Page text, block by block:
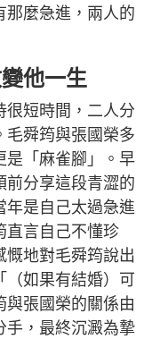
那麼急進，兩人的
他一生
很短時間，二人分
毛舜筠與張國榮多
是「麻雀腳」。早
前分享這段青澀的
年是自己太過急進
直言自己不懂珍
慨地對毛舜筠說出
如果有結婚）可
與張國榮的關係由
手，最終沉澱為摯